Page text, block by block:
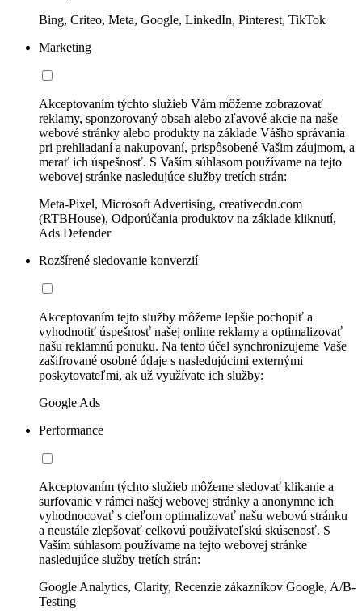
Bing, Criteo, Meta, Google, LinkedIn, Pinterest, TikTok
Marketing
Akceptovaním týchto služieb Vám môžeme zobrazovať
reklamy, sponzorovaný obsah alebo zľavové akcie na naše
webové stránky alebo produkty na základe Vášho správania
pri prehliadaní a nakupovaní, prispôsobené Vašim záujmom, a
merať ich úspešnosť. S Vaším súhlasom používame na tejto
webovej stránke nasledujúce služby tretích strán:
Meta-Pixel, Microsoft Advertising, creativecdn.com
(RTBHouse), Odporúčania produktov na základe kliknutí,
Ads Defender
Rozšírené sledovanie konverzií
Akceptovaním tejto služby môžeme lepšie pochopiť a
vyhodnotiť úspešnosť našej online reklamy a optimalizovať
našu reklamnú ponuku. Na tento účel synchronizujeme Vaše
zašifrované osobné údaje s nasledujúcimi externými
poskytovateľmi, ak už využívate ich služby:
Google Ads
Performance
Akceptovaním týchto služieb môžeme sledovať klikanie a
surfovanie v rámci našej webovej stránky a anonymne ich
vyhodnocovať s cieľom optimalizovať našu webovú stránku
a neustále zlepšovať celkovú používateľskú skúsenosť. S
Vaším súhlasom používame na tejto webovej stránke
nasledujúce služby tretích strán:
Google Analytics, Clarity, Recenzie zákazníkov Google, A/B-
Testing